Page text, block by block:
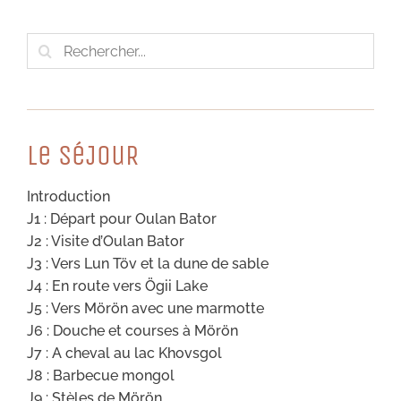
Rechercher:
Le SéJouR
Introduction
J1 : Départ pour Oulan Bator
J2 : Visite d’Oulan Bator
J3 : Vers Lun Töv et la dune de sable
J4 : En route vers Ögii Lake
J5 : Vers Mörön avec une marmotte
J6 : Douche et courses à Mörön
J7 : A cheval au lac Khovsgol
J8 : Barbecue mongol